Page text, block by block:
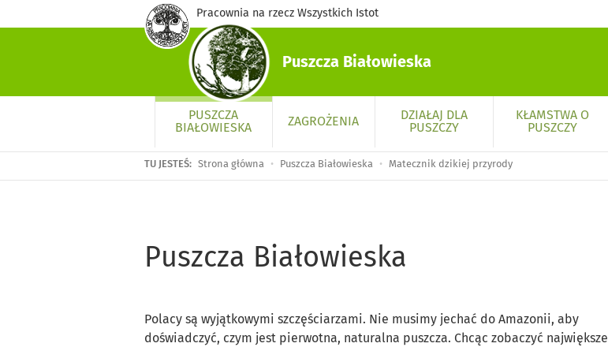
Pracownia na rzecz Wszystkich Istot
Puszcza Białowieska
PUSZCZA
BIAŁOWIESKA
ZAGROŻENIA
DZIAŁAJ DLA
PUSZCZY
KŁAMSTWA O
PUSZCZY
TU JESTEŚ: Strona główna Puszcza Białowieska Matecznik dzikiej przyrody
Puszcza Białowieska
Polacy są wyjątkowymi szczęściarzami. Nie musimy jechać do Amazonii, aby
doświadczyć, czym jest pierwotna, naturalna puszcza. Chcąc zobaczyć największe